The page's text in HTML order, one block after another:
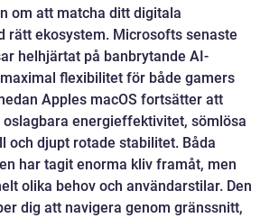
om att matcha ditt digitala
rätt ekosystem. Microsofts senaste
helhjärtat på banbrytande AI-
flexibilitet för både gamers
Apples macOS fortsätter att
oslagbara energieffektivitet, sömlösa
och djupt rotade stabilitet. Båda
har tagit enorma kliv framåt, men
olika behov och användarstilar. Den
dig att navigera genom gränssnitt,